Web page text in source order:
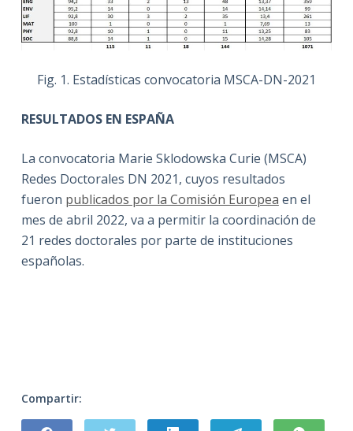
Fig. 1. Estadísticas convocatoria MSCA-DN-2021
RESULTADOS EN ESPAÑA
La convocatoria Marie Sklodowska Curie (MSCA)
Redes Doctorales DN 2021, cuyos resultados
fueron publicados por la Comisión Europea en el
mes de abril 2022, va a permitir la coordinación de
21 redes doctorales por parte de instituciones
españolas.
Compartir: